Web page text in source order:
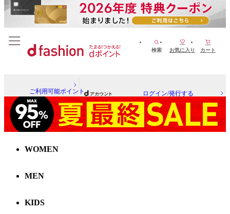
検索 お気に入り カート
ご利用可能ポイント ログイン/発行する
WOMEN
MEN
KIDS